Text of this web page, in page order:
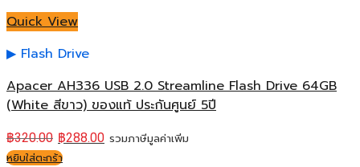
Quick View
Flash Drive
Apacer AH336 USB 2.0 Streamline Flash Drive 64GB
(White สีขาว) ของแท้ ประกันศูนย์ 5ปี
฿320.00 ฿288.00 รวมภาษีมูลค่าเพิ่ม
หยิบใส่ตะกร้า